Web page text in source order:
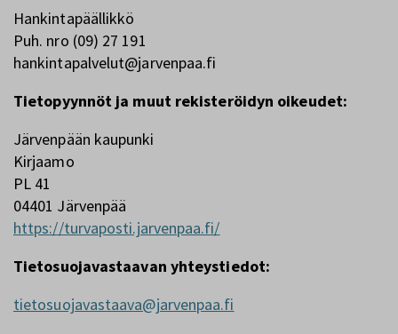
Hankintapäällikkö
Puh. nro (09) 27 191
hankintapalvelut@jarvenpaa.fi
Tietopyynnöt ja muut rekisteröidyn oikeudet:
Järvenpään kaupunki
Kirjaamo
PL 41
04401 Järvenpää
https://turvaposti.jarvenpaa.fi/
Tietosuojavastaavan yhteystiedot:
tietosuojavastaava@jarvenpaa.fi